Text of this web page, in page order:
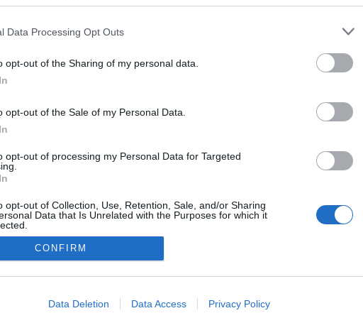
Data Processing Opt Outs
opt-out of the Sharing of my personal data.
opt-out of the Sale of my Personal Data.
opt-out of processing my Personal Data for Targeted
opt-out of Collection, Use, Retention, Sale, and/or Sharing
Data that Is Unrelated with the Purposes for which it
allow Google to enable storage related to advertising like cookies on
CONFIRM
Data Deletion Data Access Privacy Policy
NÉPI
ADATVÉDELEM